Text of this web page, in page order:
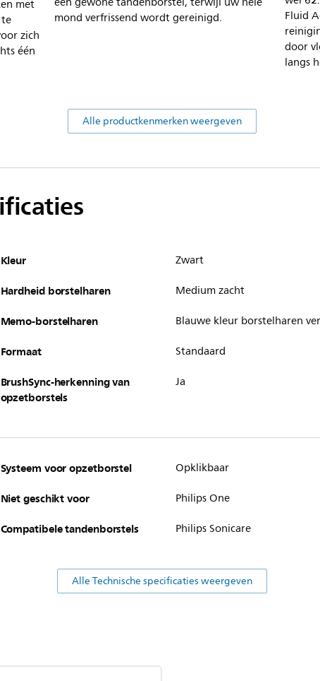
met
zich
één
mond verfrissend wordt gereinigd.
Fluid
door
langs
Alle productkenmerken weergeven
Kleur Zwart
Hardheid borstelharen Medium zacht
Memo-borstelharen Blauwe kleur borstelharen
Formaat Standaard
BrushSync-herkenning van
opzetborstels
Ja
Systeem voor opzetborstel Opklikbaar
Niet geschikt voor Philips One
Compatibele tandenborstels Philips Sonicare
Alle Technische specificaties weergeven